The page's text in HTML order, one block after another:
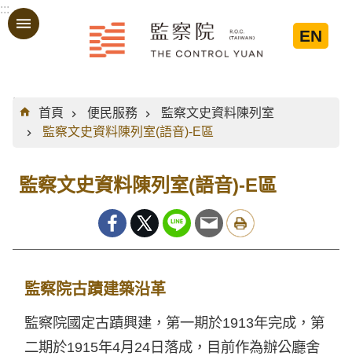
跳到主要內容區塊
:::
EN
:::
首頁
便民服務
監察文史資料陳列室
監察文史資料陳列室(語音)-E區
監察文史資料陳列室(語音)-E區
監察院古蹟建築沿革
監察院國定古蹟興建，第一期於1913年完成，第
二期於1915年4月24日落成，目前作為辦公廳舍